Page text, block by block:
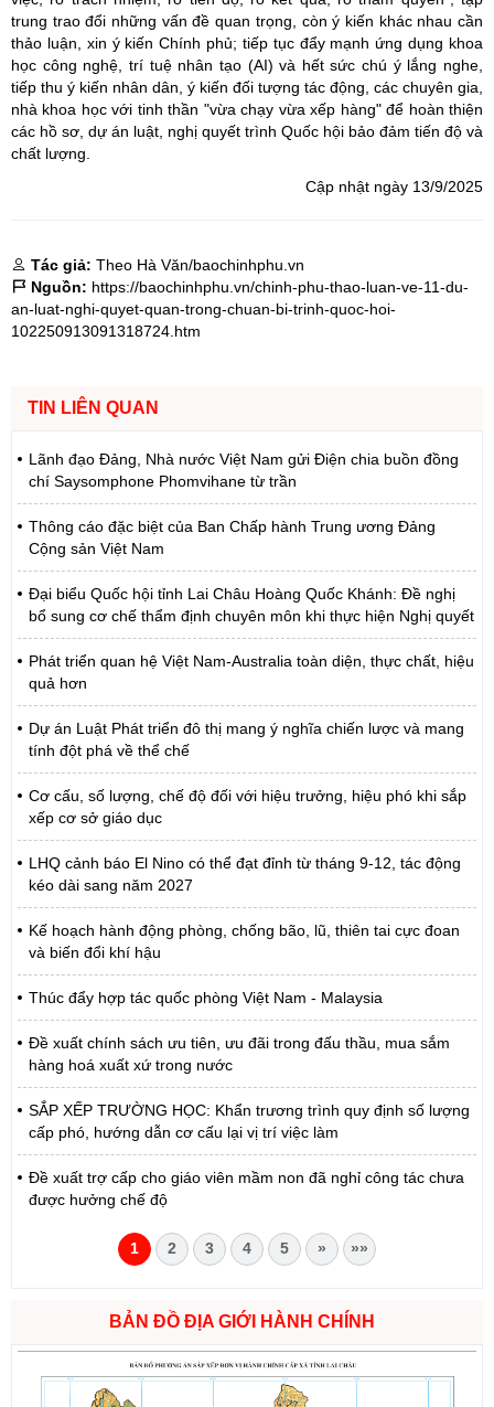
trung trao đổi những vấn đề quan trọng, còn ý kiến khác nhau cần
thảo luận, xin ý kiến Chính phủ; tiếp tục đẩy mạnh ứng dụng khoa
học công nghệ, trí tuệ nhân tạo (AI) và hết sức chú ý lắng nghe,
tiếp thu ý kiến nhân dân, ý kiến đối tượng tác động, các chuyên gia,
nhà khoa học với tinh thần "vừa chạy vừa xếp hàng" để hoàn thiện
các hồ sơ, dự án luật, nghị quyết trình Quốc hội bảo đảm tiến độ và
chất lượng.
Cập nhật ngày 13/9/2025
Tác giả: Theo Hà Văn/baochinhphu.vn
Nguồn: https://baochinhphu.vn/chinh-phu-thao-luan-ve-11-du-
an-luat-nghi-quyet-quan-trong-chuan-bi-trinh-quoc-hoi-
102250913091318724.htm
TIN LIÊN QUAN
Lãnh đạo Đảng, Nhà nước Việt Nam gửi Điện chia buồn đồng
chí Saysomphone Phomvihane từ trần
Thông cáo đặc biệt của Ban Chấp hành Trung ương Đảng
Cộng sản Việt Nam
Đại biểu Quốc hội tỉnh Lai Châu Hoàng Quốc Khánh: Đề nghị
bổ sung cơ chế thẩm định chuyên môn khi thực hiện Nghị quyết
Phát triển quan hệ Việt Nam-Australia toàn diện, thực chất, hiệu
quả hơn
Dự án Luật Phát triển đô thị mang ý nghĩa chiến lược và mang
tính đột phá về thể chế
Cơ cấu, số lượng, chế độ đối với hiệu trưởng, hiệu phó khi sắp
xếp cơ sở giáo dục
LHQ cảnh báo El Nino có thể đạt đỉnh từ tháng 9-12, tác động
kéo dài sang năm 2027
Kế hoạch hành động phòng, chống bão, lũ, thiên tai cực đoan
và biến đổi khí hậu
Thúc đẩy hợp tác quốc phòng Việt Nam - Malaysia
Đề xuất chính sách ưu tiên, ưu đãi trong đấu thầu, mua sắm
hàng hoá xuất xứ trong nước
SẮP XẾP TRƯỜNG HỌC: Khẩn trương trình quy định số lượng
cấp phó, hướng dẫn cơ cấu lại vị trí việc làm
Đề xuất trợ cấp cho giáo viên mầm non đã nghỉ công tác chưa
được hưởng chế độ
1 2 3 4 5 » »»
BẢN ĐỒ ĐỊA GIỚI HÀNH CHÍNH